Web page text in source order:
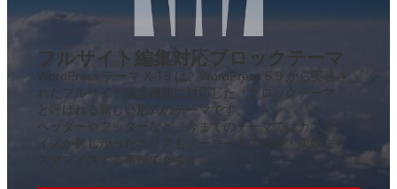
フルサイト編集対応ブロックテーマ
WordPress テーマ X-T9 は、WordPress 5.9 から実装さ
れたフルサイト編集機能に対応した「ブロックテーマ」
と呼ばれる新しい形式のテーマです。
ヘッダーやフッターなど、今までのテーマではカスタマ
イズが難しかったエリアもノーコードで簡単・柔軟にカ
スタマイズする事ができます。